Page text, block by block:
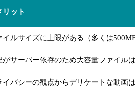
リット
イルサイズに上限がある（多くは
がサーバー依存のため大容量ファイル
イバシーの観点からデリケートな動画